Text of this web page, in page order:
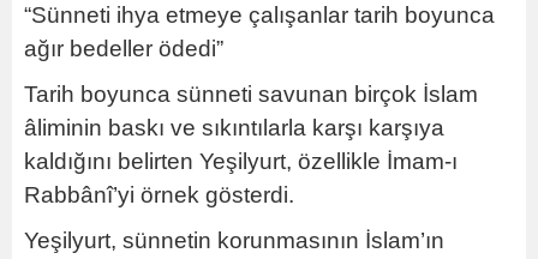
“Sünneti ihya etmeye çalışanlar tarih boyunca
ağır bedeller ödedi”
Tarih boyunca sünneti savunan birçok İslam
âliminin baskı ve sıkıntılarla karşı karşıya
kaldığını belirten Yeşilyurt, özellikle İmam-ı
Rabbânî’yi örnek gösterdi.
Yeşilyurt, sünnetin korunmasının İslam’ın